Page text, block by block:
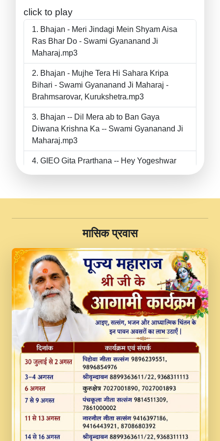
click to play
Bhajan - Meri Jindagi Mein Shyam Aisa
Ras Bhar Do - Swami Gyananand Ji
Maharaj.mp3
Bhajan - Mujhe Tera Hi Sahara Kripa
Bihari - Swami Gyananand Ji Maharaj -
Brahmsarovar, Kurukshetra.mp3
Bhajan -- Dil Mera ab to Ban Gaya
Diwana Krishna Ka -- Swami Gyananand Ji
Maharaj.mp3
GIEO Gita Prarthana -- Hey Yogeshwar
II Swami Gyananand Ji Maharaj.mp3
JINU SATGURU AAP BULAVE by Rasik
Pawan ji 20-11-19 Sankirtan At VEER JI
PRABHU KUTEER CHANNEL.mp3
Kina Sohna Tera Bhawan Sajaya Mata
Vaishno Devi Aarti Mata Rani Bhajan By
Lakhwinder Wadali Ji.mp3
MERE MANN VICH KANTH KALER
NEW PUNAJBI DEVOTIONAL SONG 2017
FULL VIDEO HD.mp3
Na To Roop Hai Bindu Ji Maharaj Pad - A
Divine Bhajan by Shri Indresh Ji
#BhaktiPath.mp3
Radha Rani Ki Kirpa Best Devotional
Song By Chitra Vichitra.mp3
​मासिक प्रवास